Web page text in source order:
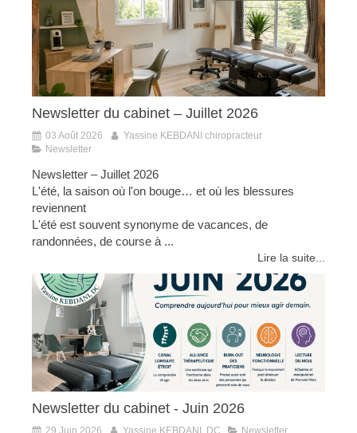
Newsletter du cabinet – Juillet 2026
03 Août 2026
Yassine KEBDANI chiropracteur
Newsletter
Newsletter – Juillet 2026
L'été, la saison où l'on bouge… et où les blessures
reviennent
L'été est souvent synonyme de vacances, de
randonnées, de course à ...
Lire la suite...
Newsletter du cabinet - Juin 2026
29 Juin 2026 Yassine KEBDANI, DC Newsletter